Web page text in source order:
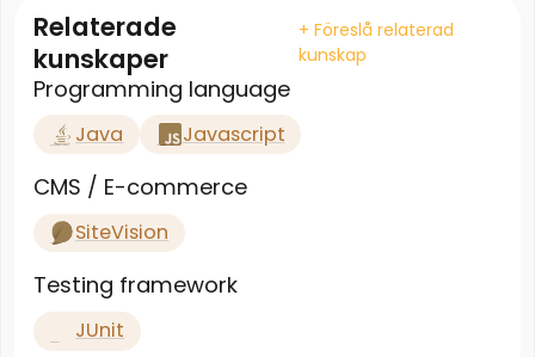
Relaterade
kunskaper
+ Föreslå relaterad
kunskap
Programming language
Java Javascript
CMS / E-commerce
SiteVision
Testing framework
JUnit